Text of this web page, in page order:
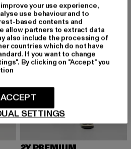
your use experience,
use behaviour and to
based contents and
allow partners to extract data
also include the processing of
countries which do not have
If you want to change
By clicking on "Accept" you
SETTINGS
ACCEPT